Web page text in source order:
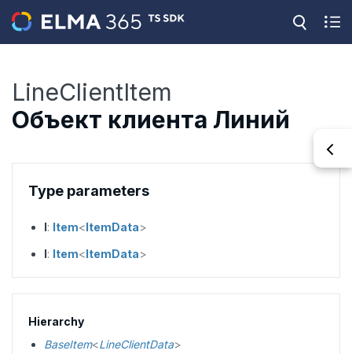
LineClientItem
Объект клиента Линий
Type parameters
I: Item<ItemData>
I: Item<ItemData>
Hierarchy
BaseItem<LineClientData>